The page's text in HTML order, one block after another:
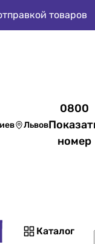
товаров
Львов
0800
номер
Каталог